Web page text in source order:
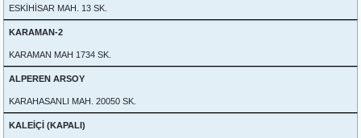
ESKİHİSAR MAH. 13 SK.
KARAMAN-2
KARAMAN MAH 1734 SK.
ALPEREN ARSOY
KARAHASANLI MAH. 20050 SK.
KALEİÇİ (KAPALI)